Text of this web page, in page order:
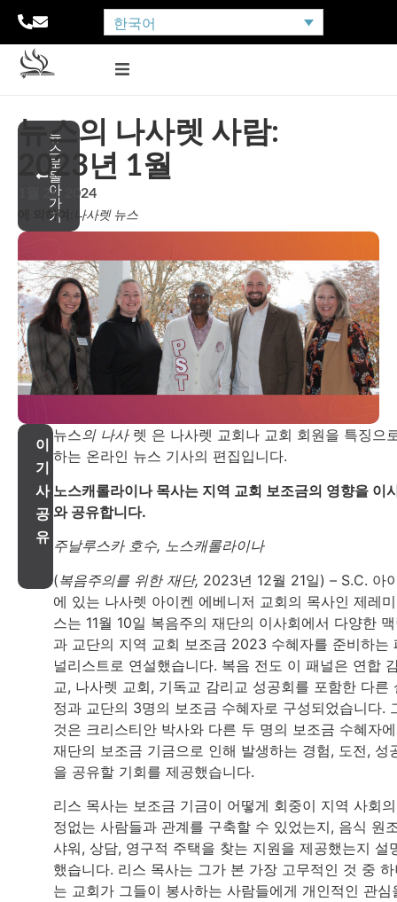
한국어
뉴
스
로
돌
아
가
기
뉴스의 나사렛 사람:
2023년 1월
1월 26, 2024
에 의하여: 나사렛 뉴스
이
기
사
공
유
뉴스의 나사렛 은 나사렛 교회나 교회 회원을 특징으
하는 온라인 뉴스 기사의 편집입니다.
노스캐롤라이나 목사는 지역 교회 보조금의 영향을 이
와 공유합니다.
주날루스카 호수, 노스캐롤라이나
(복음주의를 위한 재단, 2023년 12월 21일) – S.C. 아
에 있는 나사렛 아이켄 에베니저 교회의 목사인 제레
스는 11월 10일 복음주의 재단의 이사회에서 다양한
과 교단의 지역 교회 보조금 2023 수혜자를 준비하는
널리스트로 연설했습니다. 복음 전도 이 패널은 연합
교, 나사렛 교회, 기독교 감리교 성공회를 포함한 다른
정과 교단의 3명의 보조금 수혜자로 구성되었습니다.
것은 크리스티안 박사와 다른 두 명의 보조금 수혜자
재단의 보조금 기금으로 인해 발생하는 경험, 도전, 성
을 공유할 기회를 제공했습니다.
리스 목사는 보조금 기금이 어떻게 회중이 지역 사회
정없는 사람들과 관계를 구축할 수 있었는지, 음식 원
샤워, 상담, 영구적 주택을 찾는 지원을 제공했는지 설
했습니다. 리스 목사는 그가 본 가장 고무적인 것 중
는 교회가 그들이 봉사하는 사람들에게 개인적인 관심